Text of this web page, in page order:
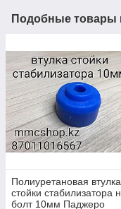
Подобные товары
Полиуретановая втулка
стойки стабилизатора
болт 10мм Паджеро